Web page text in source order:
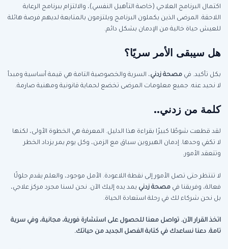
اكتمال البرنامج العلاجي (خاصة التأهيل النفسي)، والالتزام ببرنامج الرعاية
اللاحقة. المرضى الذين يكملون البرنامج ويلتزمون بالمتابعة لديهم فرصة هائلة
للعيش حياة خالية من الإدمان بشكل دائم.
هل سيبقى الأمر سريًا؟
بكل تأكيد. في مصحة زدني، السرية والخصوصية التامة هي قيمة أساسية ومبدأ
لا نحيد عنه. جميع معلومات المرضى تخضع لحماية قانونية ومهنية صارمة.
كلمة من زدني..
لقد قطعت شوطًا كبيرًا بقراءة هذا الدليل. المعرفة هي الخطوة الأولى، لكنها
لا تكفي وحدها. إدمان الهيروين سباق مع الزمن، وكل يوم يمر يزداد الخطر
وتتعقد الأمور.
لا تنتظر حتى تصل الأمور إلى نقطة اللاعودة. الأمل موجود، والعلم يقدم حلولًا
فعالة، وفريقنا في مصحة زدني يمد يده إليك الآن. نحن لسنا مجرد مركز علاجي،
بل نحن شركاء لك في رحلة استعادة الحياة.
اتخذ القرار الآن. تواصل معنا للحصول على استشارة فورية، مجانية، وفي سرية
تامة. دعنا نساعدك في كتابة الفصل الجديد من حياتك.